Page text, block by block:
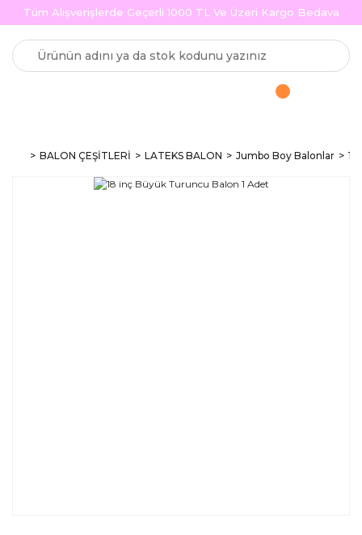
Tüm Alışverişlerde Geçerli 1000 TL Ve Üzeri Kargo Bedava
BALON ÇEŞİTLERİ LATEKS BALON Jumbo Boy Balonlar